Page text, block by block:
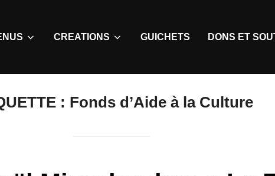
CREATIONS GUICHETS DONS ET
: Fonds d’Aide à la Culture